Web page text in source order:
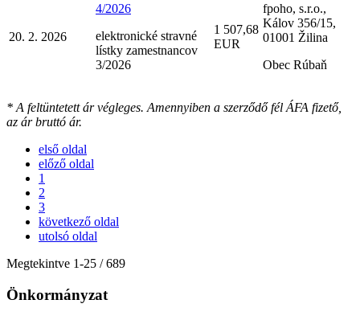
20. 2. 2026
4/2026
elektronické stravné
lístky zamestnancov
3/2026
1 507,68
EUR
fpoho, s.r.o.,
Kálov 356/15,
01001 Žilina
Obec Rúbaň
* A feltüntetett ár végleges. Amennyiben a szerződő fél ÁFA fizető,
az ár bruttó ár.
első oldal
előző oldal
1
2
3
következő oldal
utolsó oldal
Megtekintve 1-25 / 689
Önkormányzat